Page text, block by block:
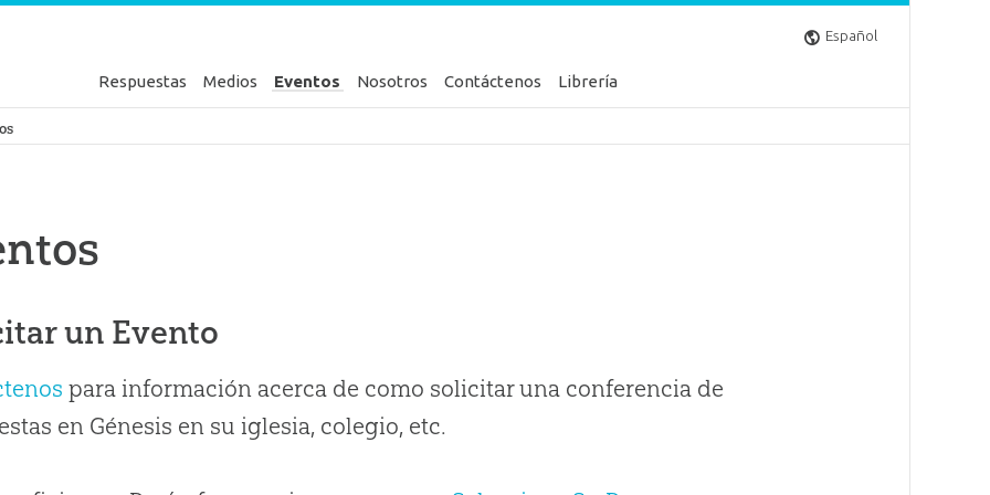
Español
Respuestas Medios Eventos Nosotros Contáctenos Librería
Génesis
un Evento
para información acerca de como solicitar una conferencia de
en Génesis en su iglesia, colegio, etc.